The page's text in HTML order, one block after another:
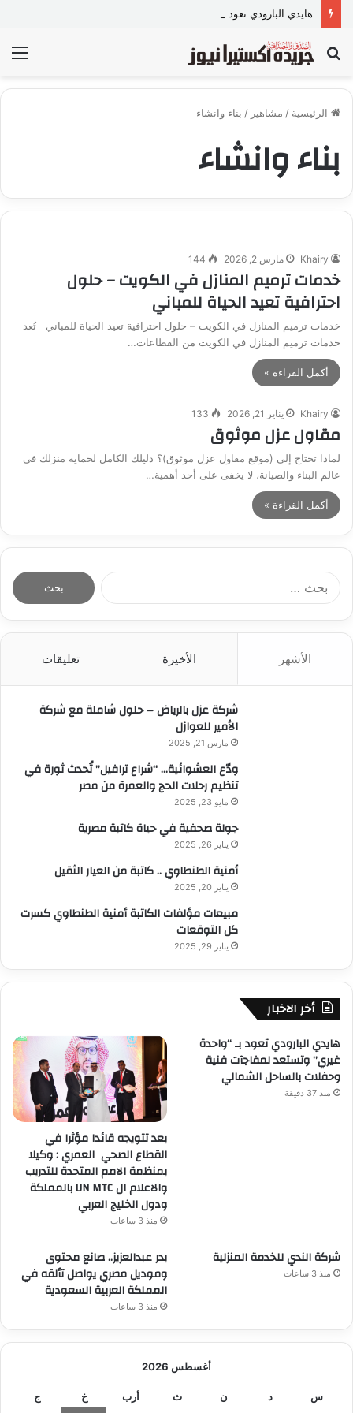
بحث
الرئيسية / مشاهير / بناء وانشاء
بناء وانشاء
Khairy مارس 2, 2026 144
خدمات ترميم المنازل في الكويت – حلول
احترافية تعيد الحياة للمباني
خدمات ترميم المنازل في الكويت – حلول احترافية تعيد الحياة للمباني تُعد
خدمات ترميم المنازل في الكويت من القطاعات…
أكمل القراءة »
Khairy يناير 21, 2026 133
مقاول عزل موثوق
لماذا تحتاج إلى (موقع مقاول عزل موثوق)؟ دليلك الكامل لحماية منزلك في
عالم البناء والصيانة، لا يخفى على أحد أهمية…
أكمل القراءة »
الأشهر الأخيرة تعليقات
شركة عزل بالرياض – حلول شاملة مع شركة
الأمير للعوازل
مارس 21, 2025
ودّع العشوائية… “شراع ترافيل” تُحدث ثورة في
تنظيم رحلات الحج والعمرة من مصر
مايو 23, 2025
جولة صحفية في حياة كاتبة مصرية
يناير 26, 2025
أمنية الطنطاوي .. كاتبة من العيار الثقيل
يناير 20, 2025
مبيعات مؤلفات الكاتبة أمنية الطنطاوي كسرت
كل التوقعات
يناير 29, 2025
أخر الاخبار
هايدي البارودي تعود بـ “واحدة
غيري” وتستعد لمفاجآت فنية
وحفلات بالساحل الشمالي
منذ 37 دقيقة
بعد تتويجه قائدا مؤثرا في
القطاع الصحي العمري : وكيلا
بمنظمة الامم المتحدة للتدريب
والاعلام ال UN MTC بالمملكة
ودول الخليج العربي
منذ 3 ساعات
شركة الندي للخدمة المنزلية
منذ 3 ساعات
بدر عبدالعزيز.. صانع محتوى
وموديل مصري يواصل تألقه في
المملكة العربية السعودية
منذ 3 ساعات
أغسطس 2026
س د ن ث أرب خ ج